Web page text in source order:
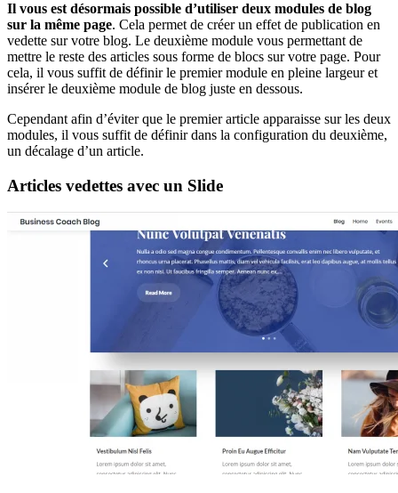
Il vous est désormais possible d’utiliser deux modules de blog
sur la même page. Cela permet de créer un effet de publication en
vedette sur votre blog. Le deuxième module vous permettant de
mettre le reste des articles sous forme de blocs sur votre page. Pour
cela, il vous suffit de définir le premier module en pleine largeur et
insérer le deuxième module de blog juste en dessous.
Cependant afin d’éviter que le premier article apparaisse sur les deux
modules, il vous suffit de définir dans la configuration du deuxième,
un décalage d’un article.
Articles vedettes avec un Slide